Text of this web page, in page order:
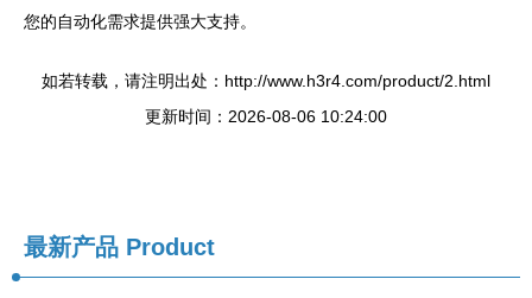
您的自动化需求提供强大支持。
如若转载，请注明出处：http://www.h3r4.com/product/2.html
更新时间：2026-08-06 10:24:00
最新产品 Product